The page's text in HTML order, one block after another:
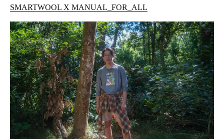
SMARTWOOL X MANUAL_FOR_ALL